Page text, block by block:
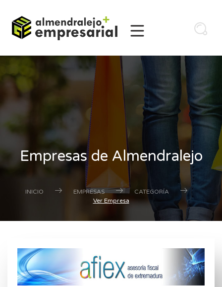
Empresas de Almendralejo
INICIO EMPRESAS
CATEGORÍA
Ver Empresa